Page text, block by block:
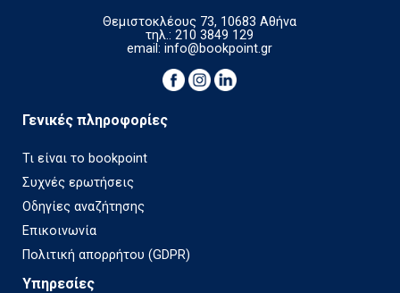
Θεμιστοκλέους 73, 10683 Αθήνα
τηλ.: 210 3849 129
email:info@bookpoint.gr
Γενικές πληροφορίες
Τι είναι το bookpoint
Συχνές ερωτήσεις
Οδηγίες αναζήτησης
Επικοινωνία
Πολιτική απορρήτου (GDPR)
Υπηρεσίες